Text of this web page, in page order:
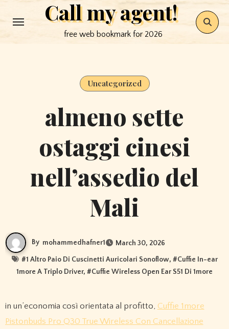
to
Call my agent!
free web bookmark for 2026
Uncategorized
almeno sette
ostaggi cinesi
nell’assedio del
Mali
By mohammedhafner1 March 30, 2026
#1 Altro Paio Di Cuscinetti Auricolari Sonoflow, #Cuffie In-ear
1more A Triplo Driver, #Cuffie Wireless Open Ear S51 Di 1more
in un’economia così orientata al profitto, Cuffie 1more
Pistonbuds Pro Q30 True Wireless Con Cancellazione